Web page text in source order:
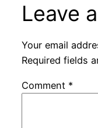
Leave
Your email
Required fields
Comment *